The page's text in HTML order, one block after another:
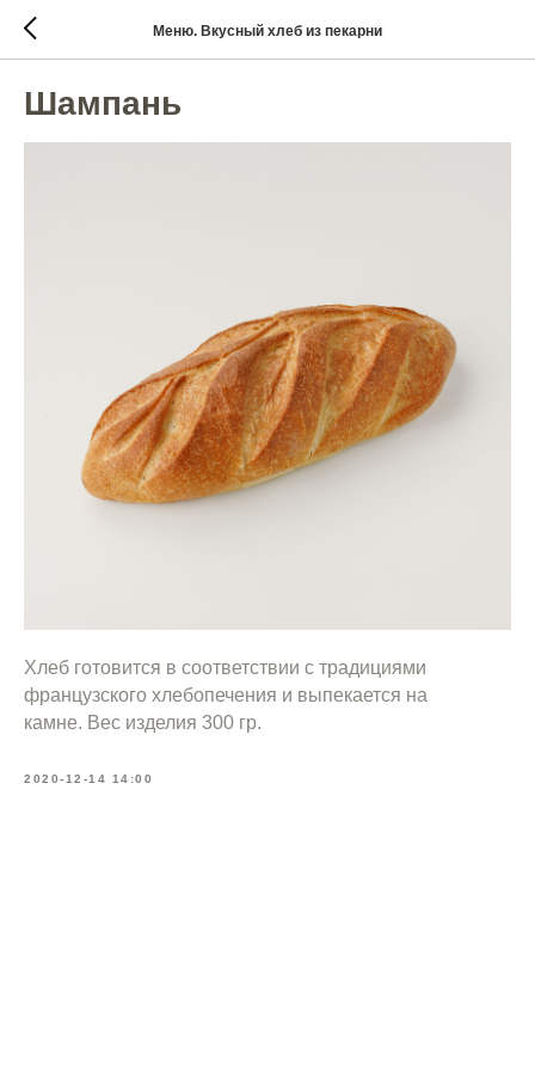
Меню. Вкусный хлеб из пекарни
Шампань
Хлеб готовится в соответствии с традициями
французского хлебопечения и выпекается на
камне. Вес изделия 300 гр.
2020-12-14 14:00